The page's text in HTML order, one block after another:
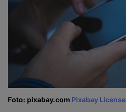
Foto: pixabay.com Pixabay License